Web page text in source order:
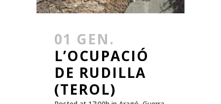
01 GEN.
L’OCUPACIÓ
DE RUDILLA
(TEROL)